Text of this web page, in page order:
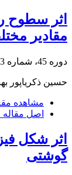
اثر سطوح
مقادیر
دوره 45، شماره 3، 1393، صفحه
حسین ذکریاپور
مشاهده
اصل مقاله
اثر شکل
گوشتی